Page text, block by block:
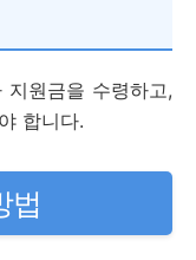
원금을 수령하고,
합니다.
법